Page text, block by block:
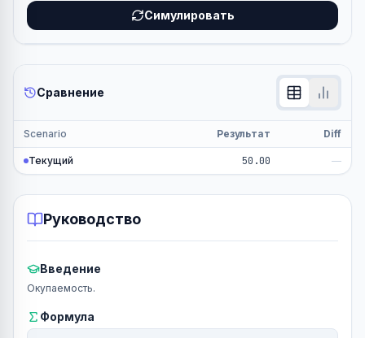
Симулировать
Сравнение
Scenario Результат Diff
Текущий 50.00 —
Руководство
Введение
Окупаемость.
Формула